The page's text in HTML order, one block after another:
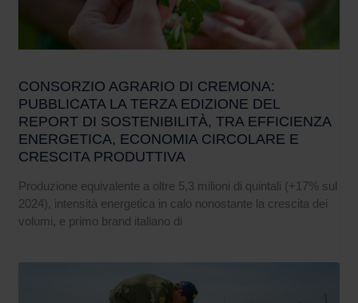
CONSORZIO AGRARIO DI CREMONA:
PUBBLICATA LA TERZA EDIZIONE DEL
REPORT DI SOSTENIBILITÀ, TRA EFFICIENZA
ENERGETICA, ECONOMIA CIRCOLARE E
CRESCITA PRODUTTIVA
Produzione equivalente a oltre 5,3 milioni di quintali (+17% sul
2024), intensità energetica in calo nonostante la crescita dei
volumi, e primo brand italiano di